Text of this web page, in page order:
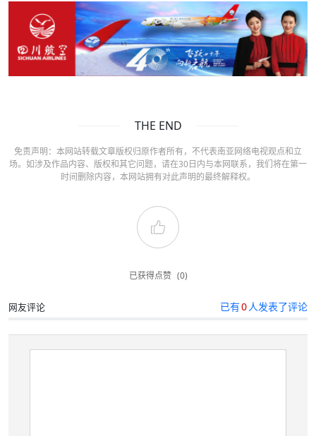
THE END
免责声明：本网站转载文章版权归原作者所有，不代表南亚网络电视观点和立
场。如涉及作品内容、版权和其它问题，请在30日内与本网联系，我们将在第一
时间删除内容，本网站拥有对此声明的最终解释权。
已获得点赞 (0)
网友评论 已有0人发表了评论